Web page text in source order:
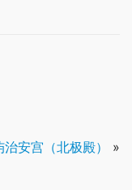
安宫（北极殿）
»